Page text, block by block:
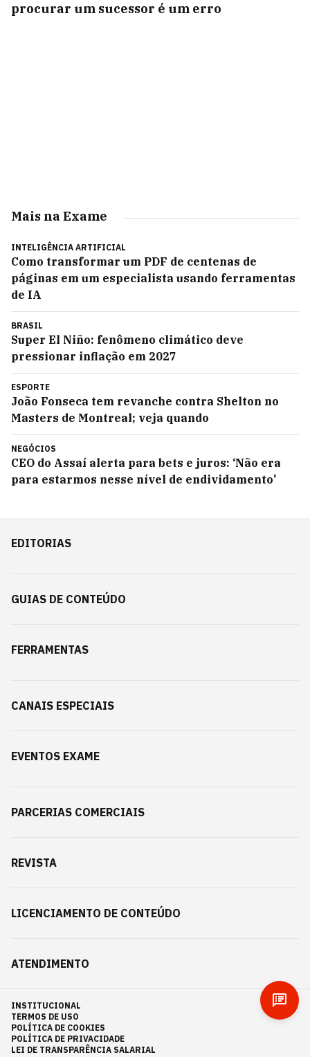
procurar um sucessor é um erro
Mais na Exame
INTELIGÊNCIA ARTIFICIAL
Como transformar um PDF de centenas de
páginas em um especialista usando ferramentas
de IA
BRASIL
Super El Niño: fenômeno climático deve
pressionar inflação em 2027
ESPORTE
João Fonseca tem revanche contra Shelton no
Masters de Montreal; veja quando
NEGÓCIOS
CEO do Assaí alerta para bets e juros: ‘Não era
para estarmos nesse nível de endividamento’
EDITORIAS
GUIAS DE CONTEÚDO
FERRAMENTAS
CANAIS ESPECIAIS
EVENTOS EXAME
PARCERIAS COMERCIAIS
REVISTA
LICENCIAMENTO DE CONTEÚDO
ATENDIMENTO
INSTITUCIONAL
TERMOS DE USO
POLÍTICA DE COOKIES
POLÍTICA DE PRIVACIDADE
LEI DE TRANSPARÊNCIA SALARIAL